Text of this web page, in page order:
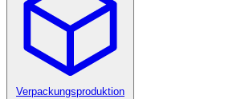
Verpackungsproduktion